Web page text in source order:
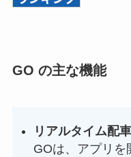
GO の主な機能
リアルタイム配車
GOは、アプリを